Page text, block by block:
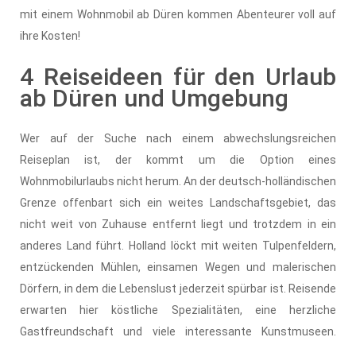
mit einem Wohnmobil ab Düren kommen Abenteurer voll auf
ihre Kosten!
4 Reiseideen für den Urlaub
ab Düren und Umgebung
Wer auf der Suche nach einem abwechslungsreichen
Reiseplan ist, der kommt um die Option eines
Wohnmobilurlaubs nicht herum. An der deutsch-holländischen
Grenze offenbart sich ein weites Landschaftsgebiet, das
nicht weit von Zuhause entfernt liegt und trotzdem in ein
anderes Land führt. Holland löckt mit weiten Tulpenfeldern,
entzückenden Mühlen, einsamen Wegen und malerischen
Dörfern, in dem die Lebenslust jederzeit spürbar ist. Reisende
erwarten hier köstliche Spezialitäten, eine herzliche
Gastfreundschaft und viele interessante Kunstmuseen.